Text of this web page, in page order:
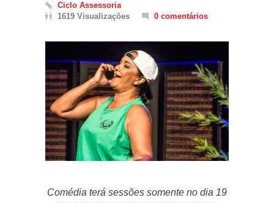
Ciclo Assessoria
1619 Visualizações
0 comentários
Comédia terá sessões somente no dia 19